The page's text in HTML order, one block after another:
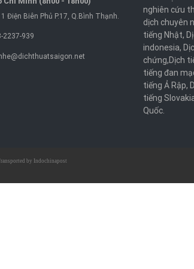
Điện Biên Phủ P.17, Q.Bình Thạnh.
2237-939
nghiên cứu
dịch chuyên
tiếng Nhật,
indonesia,
chứng,Dịch
tiếng đan
tiếng Ả Rập,
tiếng
Quốc.
by Indochinapost